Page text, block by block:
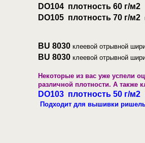
DО104 плотность 60 г/м2
DО105 плотность 70 г/м2
ВU 8030 клеевой отрывной
ВU 8030клеевой отрывной
Некоторые из вас уже успели
различной плотности. А
DО103 плотность 50 г/
Подходит для вышивки